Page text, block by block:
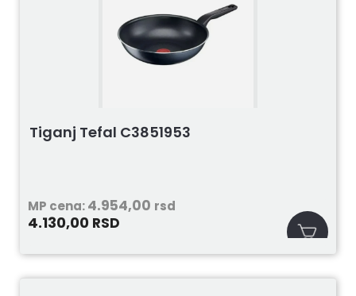
Tiganj Tefal C3851953
MP cena:4.954,00 rsd
4.130,00 RSD